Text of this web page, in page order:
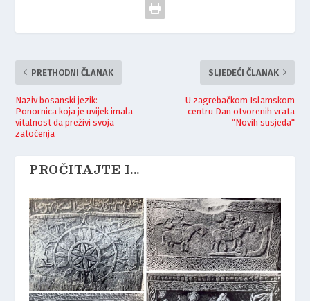
PRETHODNI ČLANAK
Naziv bosanski jezik:
Ponornica koja je uvijek imala
vitalnost da preživi svoja
zatočenja
SLJEDEĆI ČLANAK
U zagrebačkom Islamskom
centru Dan otvorenih vrata
“Novih susjeda“
PROČITAJTE I...